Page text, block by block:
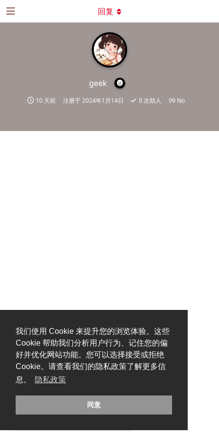
我们使用 Cookie 来提升您的浏览体验。这些
Cookie 帮助我们分析用户行为、记住您的偏
好并优化网站功能。您可以选择接受或拒绝
Cookie。请查看我们的隐私政策了解更多信
息。
隐私政策
同意
geek
10 天前 注册于2024年1月14日 0次助人 99 No
回复
糟糕，出错啦！请刷新页面重试。